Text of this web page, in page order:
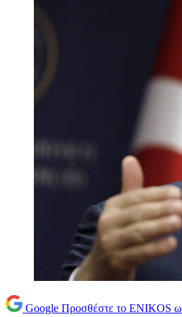
Google Προσθέστε το ENIKOS